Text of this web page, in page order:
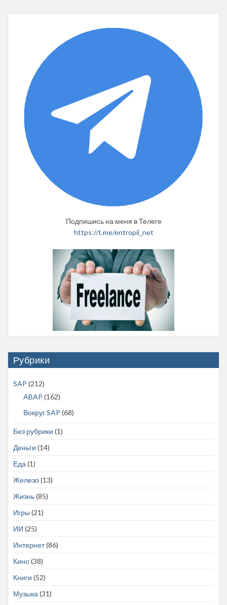
Подпишись на меня в Телеге
https://t.me/entropii_net
Рубрики
SAP (212)
ABAP (162)
Вокруг SAP (68)
Без рубрики (1)
Деньги (14)
Еда (1)
Железо(13)
Жизнь(85)
Игры (21)
ИИ (25)
Интернет(86)
Кино(38)
Книги (52)
Музыка (31)